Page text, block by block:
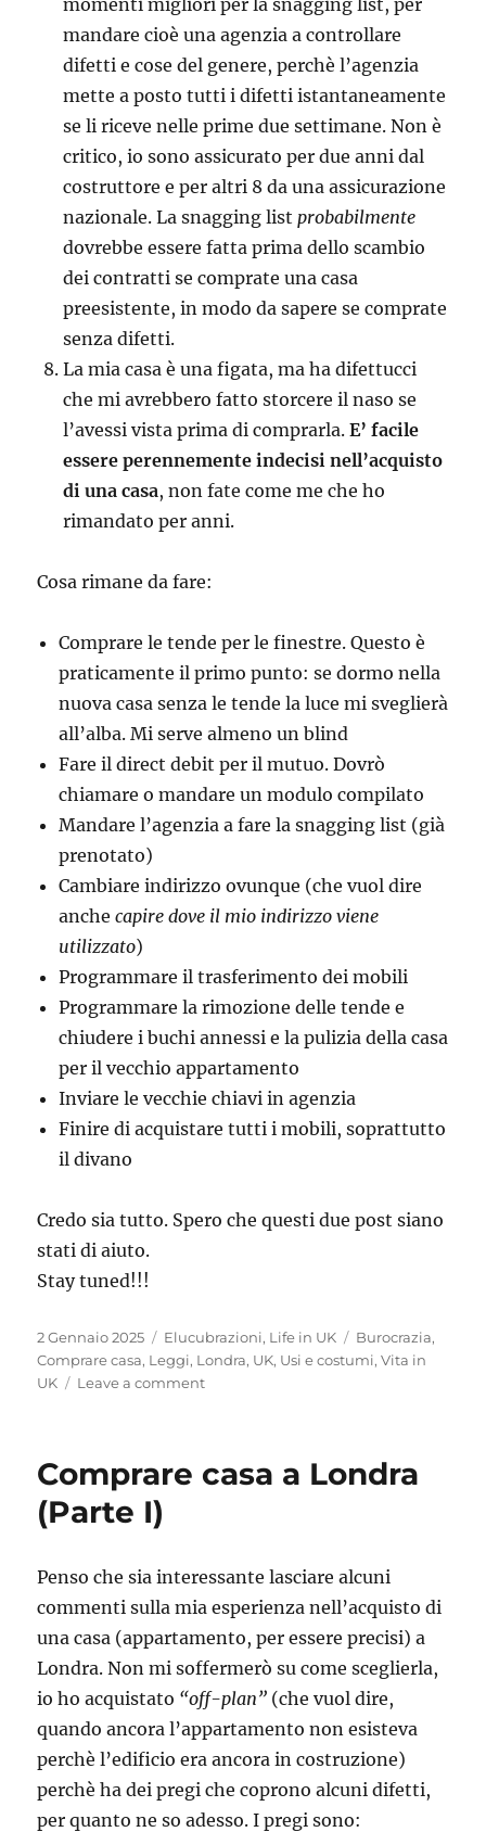
momenti migliori per la snagging list, per
mandare cioè una agenzia a controllare
difetti e cose del genere, perchè l’agenzia
mette a posto tutti i difetti istantaneamente
se li riceve nelle prime due settimane. Non è
critico, io sono assicurato per due anni dal
costruttore e per altri 8 da una assicurazione
nazionale. La snagging listprobabilmente
dovrebbe essere fatta prima dello scambio
dei contratti se comprate una casa
preesistente, in modo da sapere se comprate
senza difetti.
La mia casa è una figata, ma ha difettucci
che mi avrebbero fatto storcere il naso se
l’avessi vista prima di comprarla.E’ facile
essere perennemente indecisi nell’acquisto
di una casa, non fate come me che ho
rimandato per anni.
Cosa rimane da fare:
Comprare le tende per le finestre. Questo è
praticamente il primo punto: se dormo nella
nuova casa senza le tende la luce mi sveglierà
all’alba. Mi serve almeno un blind
Fare il direct debit per il mutuo. Dovrò
chiamare o mandare un modulo compilato
Mandare l’agenzia a fare la snagging list (già
prenotato)
Cambiare indirizzo ovunque (che vuol dire
anchecapire dove il mio indirizzo viene
utilizzato)
Programmare il trasferimento dei mobili
Programmare la rimozione delle tende e
chiudere i buchi annessi e la pulizia della casa
per il vecchio appartamento
Inviare le vecchie chiavi in agenzia
Finire di acquistare tutti i mobili, soprattutto
il divano
Credo sia tutto. Spero che questi due post siano
stati di aiuto.
Stay tuned!!!
Posted
on
2 Gennaio 2025 Categories
Elucubrazioni, Life in UK Tags
Burocrazia,
Comprare casa, Leggi, Londra, UK, Usi e costumi,Vita in
UK
Leave a commenton
Londra
Comprare casa a Londra
(Parte I)
Penso che sia interessante lasciare alcuni
commenti sulla mia esperienza nell’acquisto di
una casa (appartamento, per essere precisi) a
Londra. Non mi soffermerò su come sceglierla,
io ho acquistato “off-plan” (che vuol dire,
quando ancora l’appartamento non esisteva
perchè l’edificio era ancora in costruzione)
perchè ha dei pregi che coprono alcuni difetti,
per quanto ne so adesso. I pregi sono: